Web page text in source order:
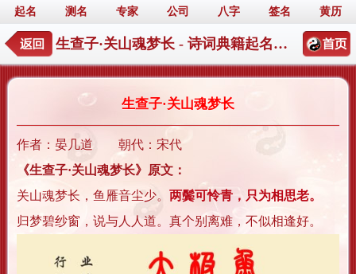
起名 测名 专家 公司 八字 签名 黄历
生查子·关山魂梦长 - 诗词典籍起名详情
生查子·关山魂梦长
作者：晏几道 朝代：宋代
《生查子·关山魂梦长》原文：
关山魂梦长，鱼雁音尘少。 两鬓可怜青，只为相思老。
归梦碧纱窗，说与人人道。真个别离难，不似相逢好。